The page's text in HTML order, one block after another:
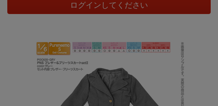
ログインしてください